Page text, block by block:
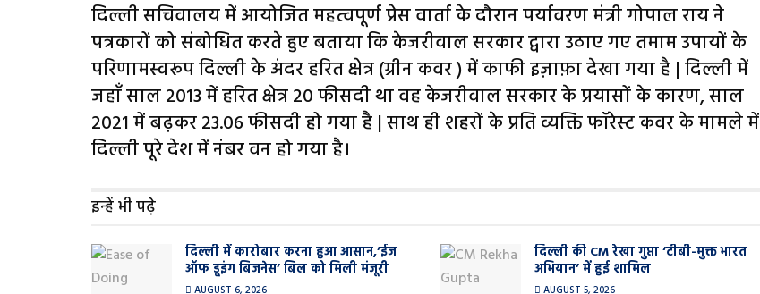
दिल्ली सचिवालय में आयोजित महत्वपूर्ण प्रेस वार्ता के दौरान पर्यावरण मंत्री गोपाल राय ने
पत्रकारों को संबोधित करते हुए बताया कि केजरीवाल सरकार द्वारा उठाए गए तमाम उपायों के
परिणामस्वरूप दिल्ली के अंदर हरित क्षेत्र (ग्रीन कवर ) में काफी इज़ाफ़ा देखा गया है | दिल्ली में
जहाँ साल 2013 में हरित क्षेत्र 20 फीसदी था वह केजरीवाल सरकार के प्रयासों के कारण, साल
2021 में बढ़कर 23.06 फीसदी हो गया है | साथ ही शहरों के प्रति व्यक्ति फॉरेस्ट कवर के मामले में
दिल्ली पूरे देश में नंबर वन हो गया है।
इन्हें भी पढ़े
दिल्ली में कारोबार करना हुआ आसान,’ईज
ऑफ डूइंग बिजनेस’ बिल को मिली मंजूरी
AUGUST 6, 2026
दिल्ली की CM रेखा गुप्ता ‘टीबी-मुक्त भारत
अभियान’ में हुई शामिल
AUGUST 5, 2026